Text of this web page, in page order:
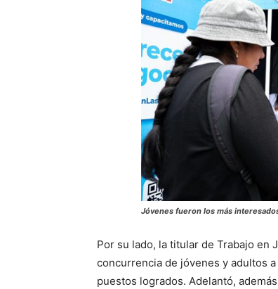
Jóvenes fueron los más
Por su lado, la titular de Trabajo en
concurrencia de jóvenes y adultos
puestos logrados. Adelantó,